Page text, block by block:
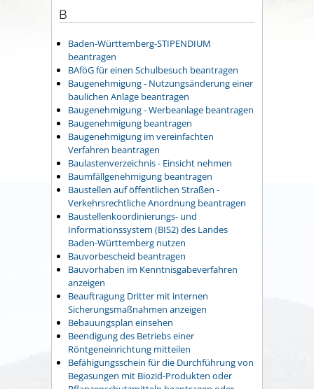
B
Baden-Württemberg-STIPENDIUM
beantragen
BAföG für einen Schulbesuch beantragen
Baugenehmigung - Nutzungsänderung einer
baulichen Anlage beantragen
Baugenehmigung - Werbeanlage beantragen
Baugenehmigung beantragen
Baugenehmigung im vereinfachten
Verfahren beantragen
Baulastenverzeichnis - Einsicht nehmen
Baumfällgenehmigung beantragen
Baustellen auf öffentlichen Straßen -
Verkehrsrechtliche Anordnung beantragen
Baustellenkoordinierungs- und
Informationssystem (BIS2) des Landes
Baden-Württemberg nutzen
Bauvorbescheid beantragen
Bauvorhaben im Kenntnisgabeverfahren
anzeigen
Beauftragung Dritter mit internen
Sicherungsmaßnahmen anzeigen
Bebauungsplan einsehen
Beendigung des Betriebs einer
Röntgeneinrichtung mitteilen
Befähigungsschein für die Durchführung von
Begasungen mit Biozid-Produkten oder